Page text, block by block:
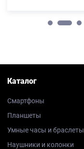
Каталог
Смартфоны
Планшеты
Умные часы и браслеты
Наушники и колонки